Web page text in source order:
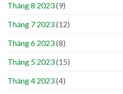
Tháng 8 2023(9)
Tháng 7 2023(12)
Tháng 6 2023(8)
Tháng 5 2023(15)
Tháng 4 2023(4)